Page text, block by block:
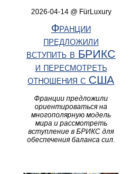
2026-04-14 @ FürLuxury
Франции
предложили
вступить в БРИКС
и пересмотреть
отношения с США
Франции предложили
ориентироваться на
многополярную модель
мира и рассмотреть
вступление в БРИКС для
обеспечения баланса сил.